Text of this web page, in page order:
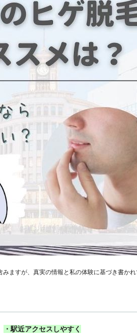
ますが、真実の情報と私の体験に基づき書かれ
・駅近アクセスしやすく